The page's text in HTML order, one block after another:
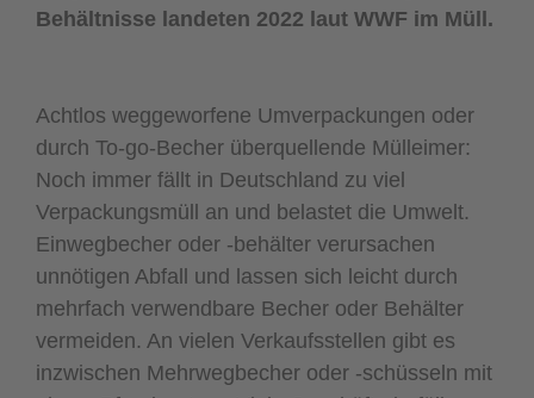
Behältnisse landeten 2022 laut WWF im Müll.
Achtlos weggeworfene Umverpackungen oder
durch To-go-Becher überquellende Mülleimer:
Noch immer fällt in Deutschland zu viel
Verpackungsmüll an und belastet die Umwelt.
Einwegbecher oder -behälter verursachen
unnötigen Abfall und lassen sich leicht durch
mehrfach verwendbare Becher oder Behälter
vermeiden. An vielen Verkaufsstellen gibt es
inzwischen Mehrwegbecher oder -schüsseln mit